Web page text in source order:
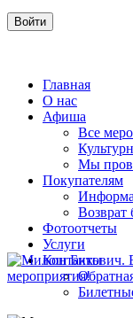
Главная
О нас
Афиша
Все
Мы
Покупателям
Возврат
Фотоотчеты
Услуги
Контакты